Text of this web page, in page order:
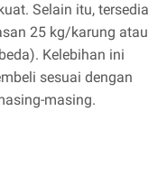
Selain itu, tersedia
25 kg/karung atau
Kelebihan ini
sesuai dengan
masing.